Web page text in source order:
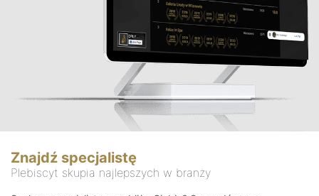
Znajdź specjalistę
Plebiscyt skupia najlepszych w branży